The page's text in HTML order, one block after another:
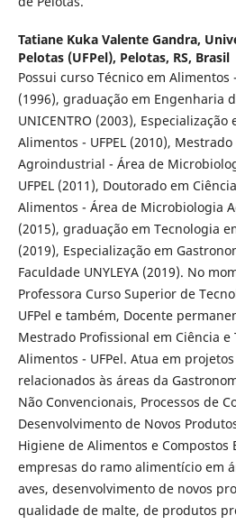
Tatiane Kuka Valente Gandra,
Pelotas (UFPel), Pelotas, RS, Brasil
Possui curso Técnico em Alimentos -
(1996), graduação em Engenharia
UNICENTRO (2003), Especialização
Alimentos - UFPEL (2010),
Agroindustrial - Área de
UFPEL (2011), Doutorado em
Alimentos - Área de Microbiologia
(2015), graduação em Tecnologia
(2019), Especialização em
Faculdade UNYLEYA (2019). No
Professora Curso Superior de
UFPel e também, Docente
Mestrado Profissional em Ciência e
Alimentos - UFPel. Atua em
relacionados às áreas da
Não Convencionais, Processos de
Desenvolvimento de Novos
Higiene de Alimentos e Compostos
empresas do ramo alimentício em
aves, desenvolvimento de novos
qualidade de malte, de produtos